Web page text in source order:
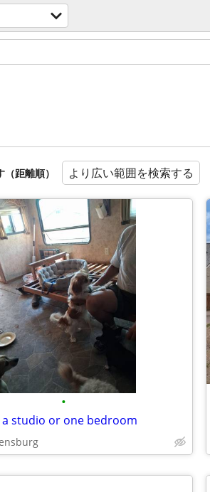
距離順） より広い範囲を検索する
•
studio or one bedroom